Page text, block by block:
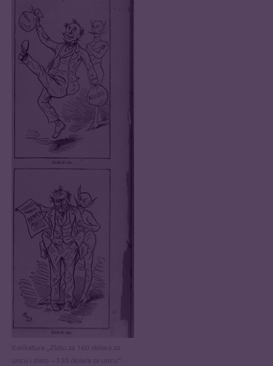
Karikatura „Zlato za 160 dolara za
uncu i zlato – 130 dolara za uncu“.